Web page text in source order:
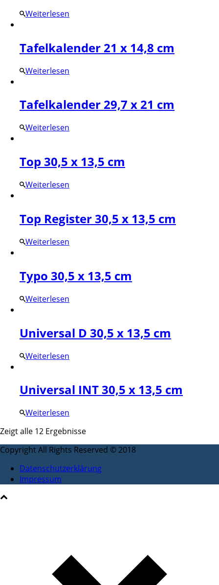
Weiterlesen
Tafelkalender 21 x 14,8 cm
Weiterlesen
Tafelkalender 29,7 x 21 cm
Weiterlesen
Top 30,5 x 13,5 cm
Weiterlesen
Top Register 30,5 x 13,5 cm
Weiterlesen
Typo 30,5 x 13,5 cm
Weiterlesen
Universal D 30,5 x 13,5 cm
Weiterlesen
Universal INT 30,5 x 13,5 cm
Weiterlesen
Zeigt alle 12 Ergebnisse
Copyright All Rights Reserved © 2018
Datenschutzerklärung
Impressum